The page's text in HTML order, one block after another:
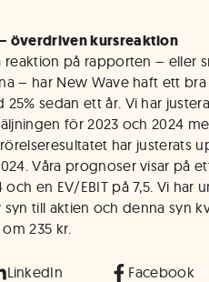
överdriven kursreaktion
reaktion på rapporten – eller
– har New Wave haft ett
25% sedan ett år. Vi har
för 2023 och 2024
har justerats
Våra prognoser visar på
och en EV/EBIT på 7,5. Vi har
till aktien och denna syn
235 kr.
LinkedIn Facebook